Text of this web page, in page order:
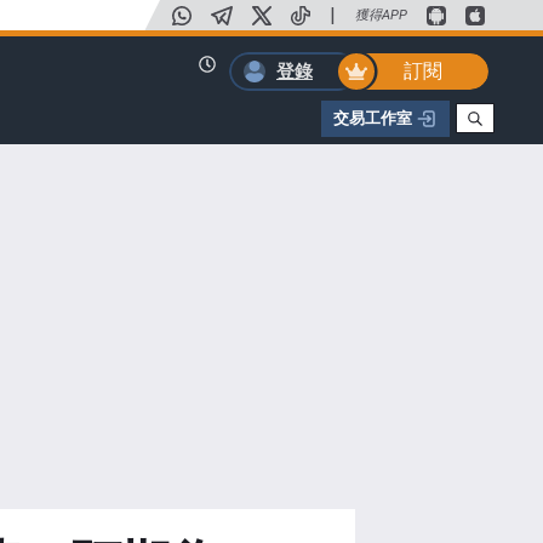
| 獲得APP
登錄
訂閱
交易工作室